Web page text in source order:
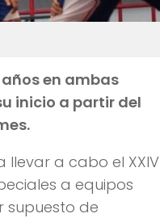
en ambas
inicio a partir del
llevar a cabo el XXIV
a equipos
supuesto de